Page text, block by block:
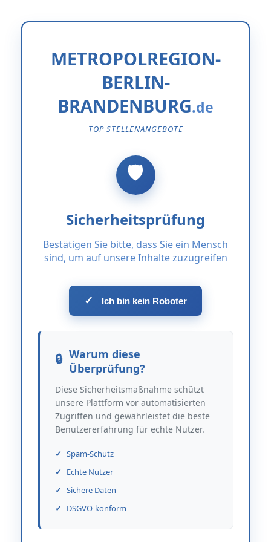
METROPOLREGION-
BERLIN-
BRANDENBURG
TOP STELLENANGEBOTE
Sicherheitsprüfung
Bestätigen Sie bitte, dass Sie ein Mensch
sind, um auf unsere Inhalte zuzugreifen
✓ Ich bin kein Roboter
Warum diese
Überprüfung?
Diese Sicherheitsmaßnahme schützt
unsere Plattform vor automatisierten
Zugriffen und gewährleistet die beste
Benutzererfahrung für echte Nutzer.
Spam-Schutz
Echte Nutzer
Sichere Daten
DSGVO-konform